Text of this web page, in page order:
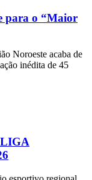
para o “Maior
Noroeste acaba de
inédita de 45
LIGA